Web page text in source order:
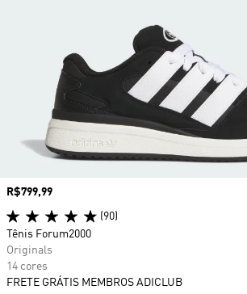
Preço
R$799,99
(90)
Tênis Forum2000
Originals
14 cores
FRETE GRÁTIS MEMBROS ADICLUB